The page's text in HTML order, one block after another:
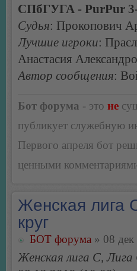
СПбГУГА - PurPur
Судья: Прокопович
Лучшие игроки:
Анастасия
Автор сообщения:
Бот форума - это не
публикует служебную
Первого апреля бот
ценными
Женская лига
круг
БОТ форума » 08
Женская лига С,